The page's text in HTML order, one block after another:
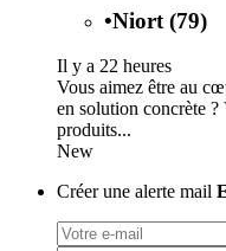
•Niort (79)
Il y a 22 heures
Vous aimez être au
en solution concrète ?
produits...
New
Créer une alerte mail